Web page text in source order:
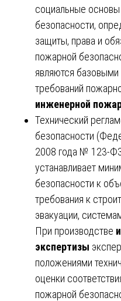
социальные
безопасности,
защиты, права и
пожарной
являются
требований
инженерной
Технический
безопасности
2008 года № 123-
устанавливает
безопасности к
требования к
эвакуации,
При производстве
экспертизы
положениями
оценки
пожарной